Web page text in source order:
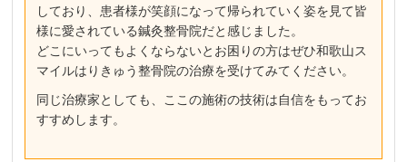
しており、患者様が笑顔になって帰られていく姿を見て皆
様に愛されている鍼灸整骨院だと感じました。
どこにいってもよくならないとお困りの方はぜひ和歌山ス
マイルはりきゅう整骨院の治療を受けてみてください。
同じ治療家としても、ここの施術の技術は自信をもってお
すすめします。